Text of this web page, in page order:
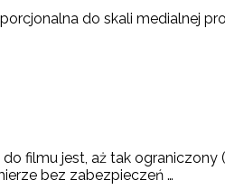
do skali medialnej
filmu jest, aż tak
bez zabezpieczeń …